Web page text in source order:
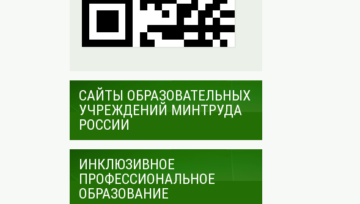
САЙТЫ ОБРАЗОВАТЕЛЬНЫХ
УЧРЕЖДЕНИЙ МИНТРУДА
РОССИИ
ИНКЛЮЗИВНОЕ
ПРОФЕССИОНАЛЬНОЕ
ОБРАЗОВАНИЕ